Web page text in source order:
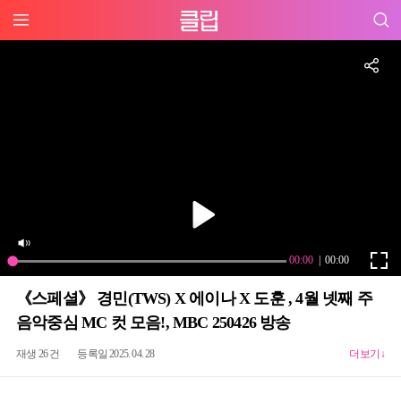
《스페셜》 경민(TWS) X 에이나 X 도훈 , 4월 넷째 주
음악중심 MC 컷 모음!, MBC 250426 방송
재생 26 건 등록일 2025. 04. 28 더보기↓